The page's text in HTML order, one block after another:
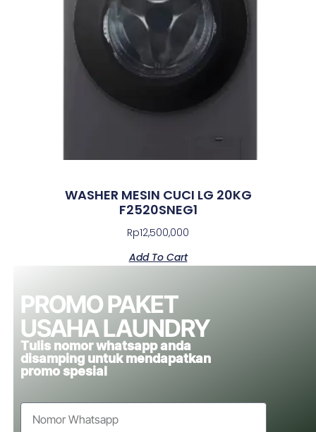
WASHER MESIN CUCI LG 20KG
F2520SNEG1
Rp12,500,000
Add To Cart
PROMO PAKET
USAHA LAUNDRY
Tulis nomor whatsapp anda
disamping untuk mendapatkan
promo spesial